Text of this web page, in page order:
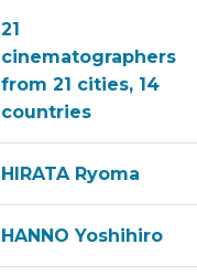
21
cinematographers
from 21 cities, 14
countries
HIRATA Ryoma
HANNO Yoshihiro